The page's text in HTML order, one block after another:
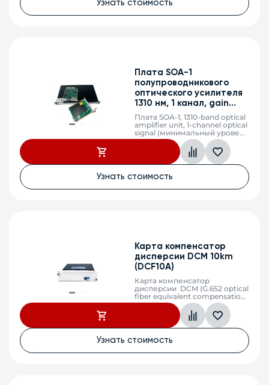
Узнать стоимость
Плата SOA-1
полупроводникового
оптического усилителя
1310 нм, 1 канал, gain
18dB, LC
Плата SOA-1, 1310-band optical
amplifier unit, 1-channel optical
signal (минимальный уровень
входного сигнала -
17dBm,максимальный
уровень выходного сигнала +
12dBm, усиление 18dB, LC)
Узнать стоимость
Карта компенсатор
дисперсии DCM 10km
(DCF10A)
Карта компенсатор
дисперсии DCM (G.652 optical
fiber equivalent compensation
10km)
Узнать стоимость